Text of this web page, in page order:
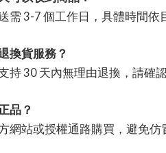
需 3-7 個工作日，具體時間依
換貨服務？
持 30 天內無理由退換，請確
品？
網站或授權通路購買，避免仿